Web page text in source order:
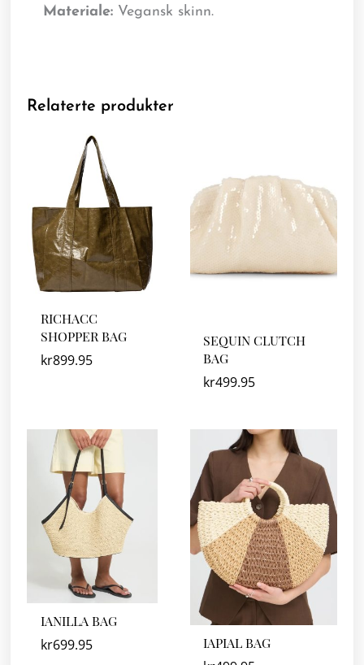
Materiale: Vegansk skinn.
Relaterte produkter
RICHACC
SHOPPER BAG
kr899.95
SEQUIN CLUTCH
BAG
kr499.95
IANILLA BAG
kr699.95 IAPIAL BAG